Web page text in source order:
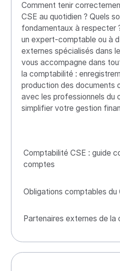
Comment tenir
CSE au quotidien ? Quels
fondamentaux à respecter
un expert-comptable ou à
externes spécialisés dans
vous accompagne dans
la comptabilité :
production des documents
avec les professionnels du
simplifier votre gestion
Comptabilité CSE : guide
comptes
Obligations comptables du
Partenaires externes de la